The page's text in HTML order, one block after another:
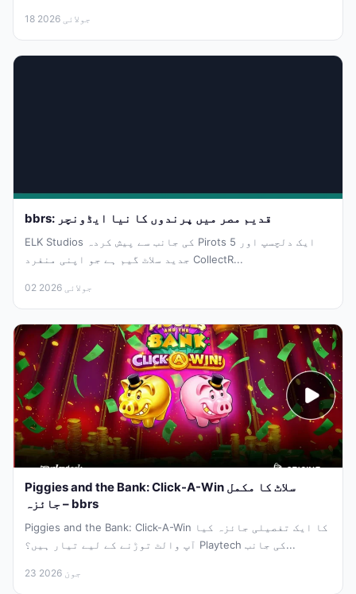
18 جولائی 2026
bbrs: قدیم مصر میں پرندوں کا نیا ایڈونچر
ELK Studios کی جانب سے پیش کردہ Pirots 5 ایک دلچسپ اور
جدید سلاٹ گیم ہے جو اپنی منفرد CollectR...
02 جولائی 2026
Piggies and the Bank: Click-A-Win سلاٹ کا مکمل
جائزہ – bbrs
Piggies and the Bank: Click-A-Win کا ایک تفصیلی جائزہ کیا
آپ والٹ توڑنے کے لیے تیار ہیں؟ Playtech کی جانب...
23 جون 2026